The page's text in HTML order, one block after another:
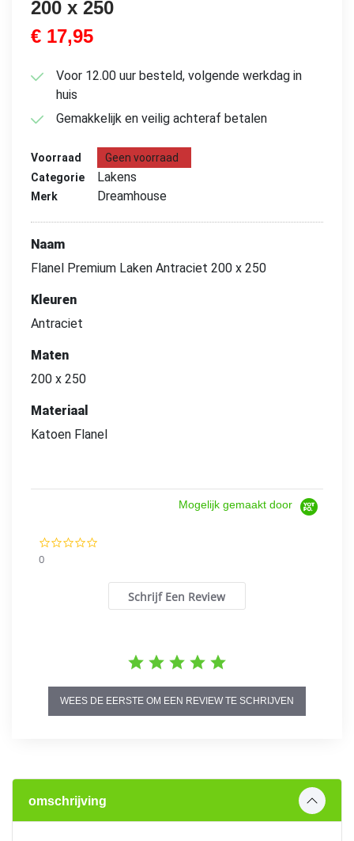
200 x 250
€ 17,95
Voor 12.00 uur besteld, volgende werkdag in
huis
Gemakkelijk en veilig achteraf betalen
Voorraad
Geen voorraad
Categorie
Lakens
Merk Dreamhouse
Naam
Flanel Premium Laken Antraciet 200 x 250
Kleuren
Antraciet
Maten
200 x 250
Materiaal
Katoen Flanel
Mogelijk gemaakt door
0
Schrijf Een Review
WEES DE EERSTE OM EEN REVIEW TE SCHRIJVEN
omschrijving